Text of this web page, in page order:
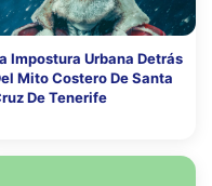
Impostura Urbana Detrás
Mito Costero De Santa
De Tenerife